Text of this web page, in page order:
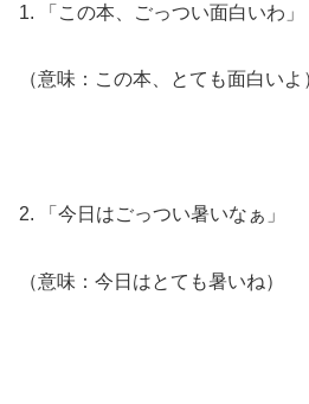
1. 「この本、ごっつい面白いわ」
（意味：この本、とても面白いよ
2. 「今日はごっつい暑いなぁ」
（意味：今日はとても暑いね）